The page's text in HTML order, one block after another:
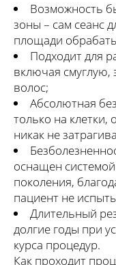
Возможность
зоны – сам сеанс
площади
Подходит для
включая смуглую,
волос;
Абсолютная
только на
никак не
оснащен
поколения,
пациент не
Длительный
долгие годы при
курса процедур.
Как проходит